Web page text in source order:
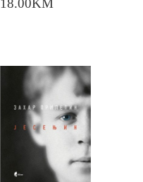
18.00KM